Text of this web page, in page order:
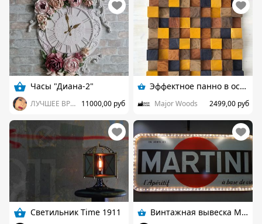
Часы "Диана-2"
ЛУЧШЕЕ ВРЕМЯ 11000,00 руб
Эффектное панно в осенних оттенках
Major Woods 2499,00 руб
Светильник Time 1911 Винтажная вывеска Martini 1957г.